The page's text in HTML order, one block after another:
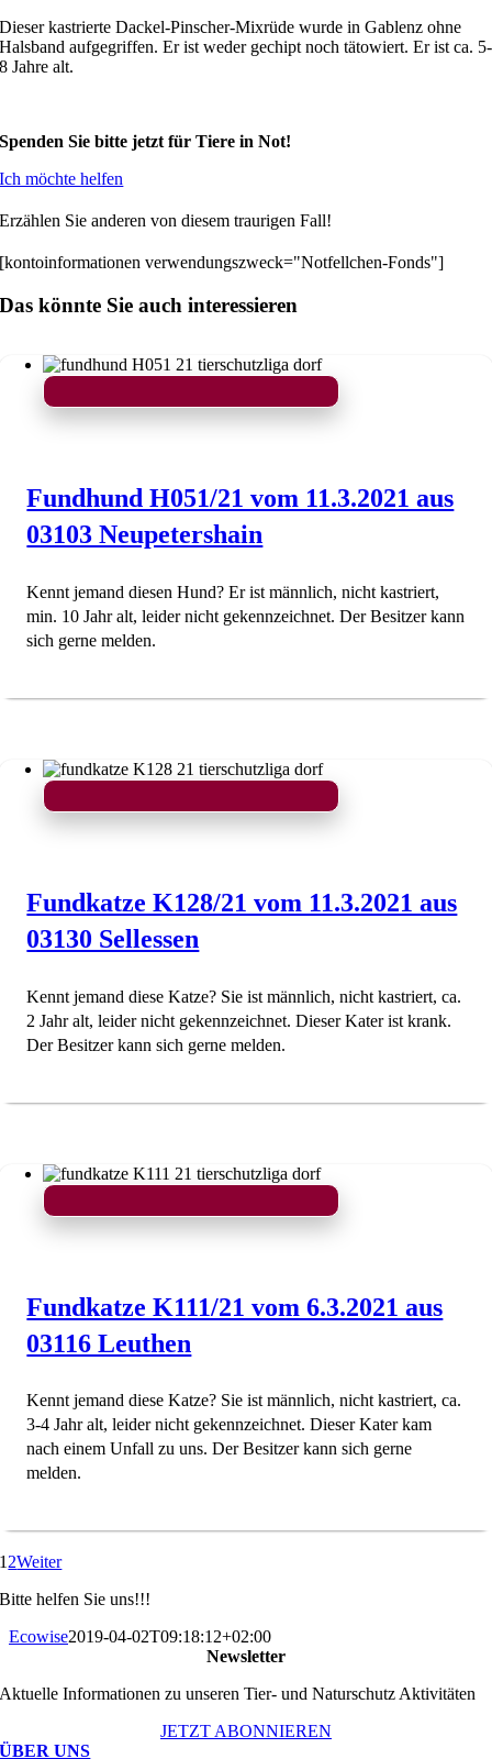
Dieser kastrierte Dackel-Pinscher-Mixrüde wurde in Gablenz ohne
Halsband aufgegriffen. Er ist weder gechipt noch tätowiert. Er ist ca. 5-
8 Jahre alt.
Spenden Sie bitte jetzt für Tiere in Not!
Ich möchte helfen
Erzählen Sie anderen von diesem traurigen Fall!
[kontoinformationen verwendungszweck="Notfellchen-Fonds"]
Das könnte Sie auch interessieren
Fundhund H051/21 vom 11.3.2021 aus
03103 Neupetershain
Kennt jemand diesen Hund? Er ist männlich, nicht kastriert,
min. 10 Jahr alt, leider nicht gekennzeichnet. Der Besitzer kann
sich gerne melden.
Fundkatze K128/21 vom 11.3.2021 aus
03130 Sellessen
Kennt jemand diese Katze? Sie ist männlich, nicht kastriert, ca.
2 Jahr alt, leider nicht gekennzeichnet. Dieser Kater ist krank.
Der Besitzer kann sich gerne melden.
Fundkatze K111/21 vom 6.3.2021 aus
03116 Leuthen
Kennt jemand diese Katze? Sie ist männlich, nicht kastriert, ca.
3-4 Jahr alt, leider nicht gekennzeichnet. Dieser Kater kam
nach einem Unfall zu uns. Der Besitzer kann sich gerne
melden.
1 2Weiter
Bitte helfen Sie uns!!!
Ecowise2019-04-02T09:18:12+02:00
Newsletter
Aktuelle Informationen zu unseren Tier- und Naturschutz Aktivitäten
JETZT ABONNIEREN
ÜBER UNS